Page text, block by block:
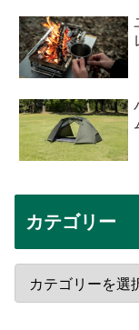
カテゴリー